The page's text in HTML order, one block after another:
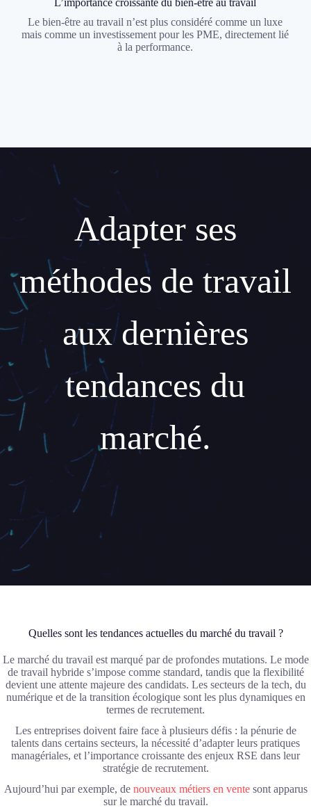
Le bien-être au travail n’est plus considéré comme un luxe
mais comme un investissement pour les PME, directement lié
à la performance.
Adapter ses
méthodes de travail
aux dernières
tendances du
marché.
Quelles sont les tendances actuelles du marché du travail ?
Le marché du travail est marqué par de profondes mutations. Le mode
de travail hybride s’impose comme standard, tandis que la flexibilité
devient une attente majeure des candidats. Les secteurs de la tech, du
numérique et de la transition écologique sont les plus dynamiques en
termes de recrutement.
Les entreprises doivent faire face à plusieurs défis : la pénurie de
talents dans certains secteurs, la nécessité d’adapter leurs pratiques
managériales, et l’importance croissante des enjeux RSE dans leur
stratégie de recrutement.
Aujourd’hui par exemple, de nouveaux métiers en ventesont apparus
sur le marché du travail.